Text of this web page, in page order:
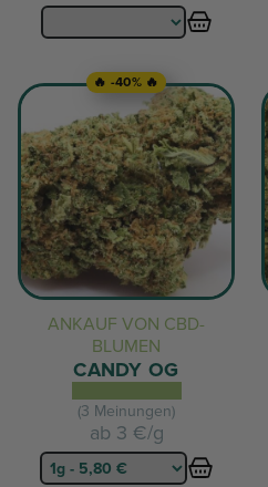
🔥 -40% 🔥
ANKAUF VON CBD-
BLUMEN
CANDY OG
(3 Meinungen)
ab 3 €/g